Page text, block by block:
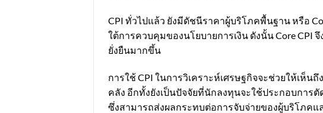
CPI ทั่วไปแล้ว ยังมีดัชนีราคาผู้บริโภคพื้นฐาน หรือ
ใต้การควบคุมของนโยบายการเงิน ดังนั้น Core CPI
ยั่งยืนมากขึ้น
การใช้ CPI ในการวิเคราะห์เศรษฐกิจจะช่วยให้เห็
คลัง อีกทั้งยังเป็นปัจจัยที่นักลงทุนจะใช้ประกอบการ
ซึ่งสามารถส่งผลกระทบต่อการจับจ่ายของผู้บริโภค